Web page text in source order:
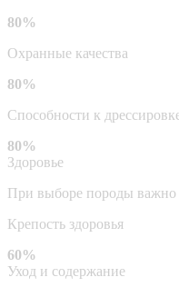
80%
Охранные качества
80%
Способности к
80%
Здоровье
При выборе породы важно
Крепость здоровья
60%
Уход и содержание